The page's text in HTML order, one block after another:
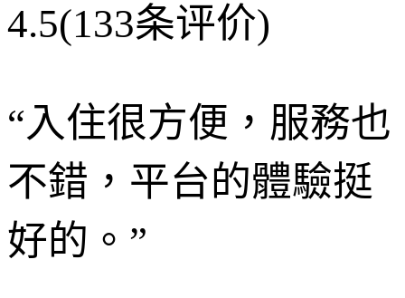
4.5(133条评价)
“入住很方便，服務也
不錯，平台的體驗挺
好的。 ”